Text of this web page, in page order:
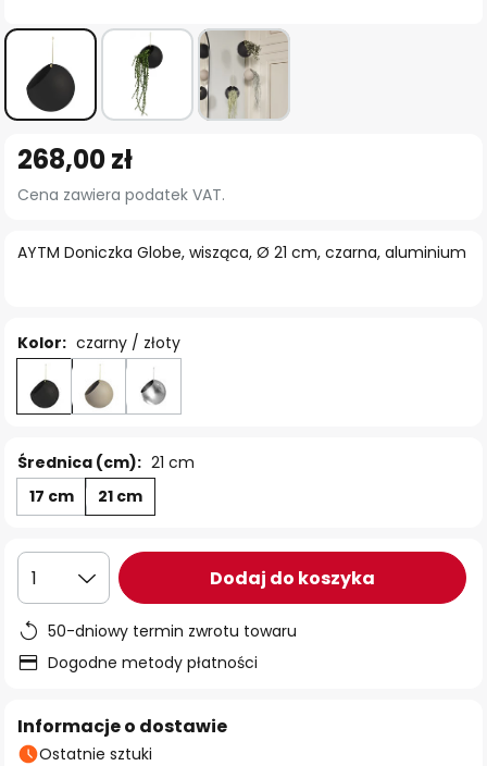
na
początek
AYTM Doniczka Globe, wisząca, Ø 21 cm, czarna, aluminium
268,00 zł
Cena zawiera podatek VAT.
Kolor: czarny / złoty
Średnica (cm): 21 cm
17 cm
21 cm
1 Dodaj do koszyka
50-dniowy termin zwrotu towaru
Dogodne metody płatności
Informacje o dostawie
Ostatnie sztuki